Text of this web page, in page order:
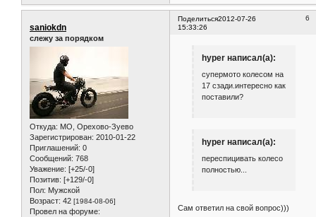
Поделиться 6
2012-07-26
15:33:26
saniokdn
слежу за порядком
Откуда: МО, Орехово-Зуево
Зарегистрирован: 2010-01-22
Приглашений: 0
Сообщений: 768
Уважение: [+25/-0]
Позитив: [+129/-0]
Пол: Мужской
Возраст: 42 [1984-08-06]
Провел на форуме:
hyper написал(а):
супермото колесом на
17 сзади.интересно как
поставили?
hyper написал(а):
переспицивать колесо
полностью...
Сам ответил на свой вопрос)))